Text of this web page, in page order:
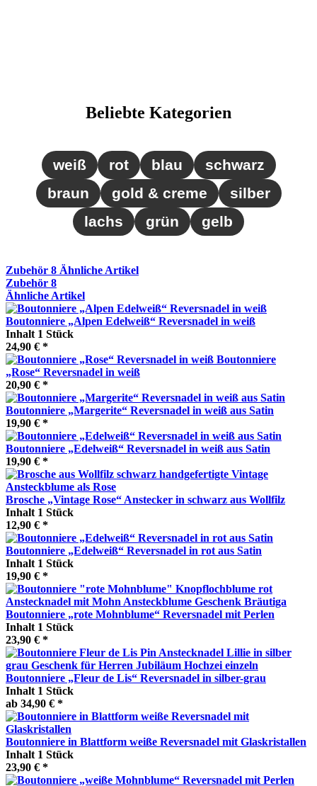
Beliebte Kategorien
weiß rot blau
schwarz
braun
gold & creme
silber
lachs
grün gelb
Zubehör 8 Ähnliche Artikel
Zubehör 8
Ähnliche Artikel
Boutonniere „Alpen Edelweiß“ Reversnadel in weiß
Inhalt 1 Stück
24,90 € *
Boutonniere
„Rose“ Reversnadel in weiß
20,90 € *
Boutonniere „Margerite“ Reversnadel in weiß aus Satin
19,90 € *
Boutonniere „Edelweiß“ Reversnadel in weiß aus Satin
19,90 € *
Brosche „Vintage Rose“ Anstecker in schwarz aus Wollfilz
Inhalt 1 Stück
12,90 € *
Boutonniere „Edelweiß“ Reversnadel in rot aus Satin
Inhalt 1 Stück
19,90 € *
Boutonniere „rote Mohnblume“ Reversnadel mit Perlen
Inhalt 1 Stück
23,90 € *
Boutonniere „Fleur de Lis“ Reversnadel in silber-grau
Inhalt 1 Stück
ab 34,90 € *
Boutonniere in Blattform weiße Reversnadel mit Glaskristallen
Inhalt 1 Stück
23,90 € *